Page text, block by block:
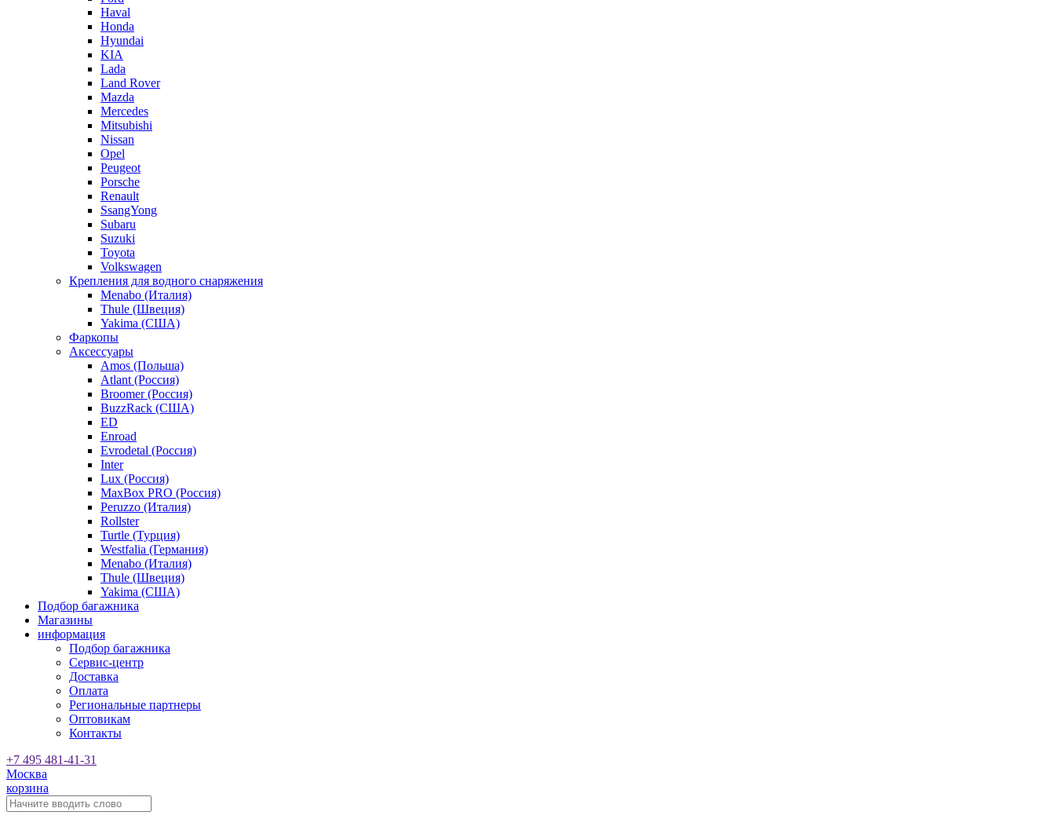
Haval
Honda
Hyundai
KIA
Lada
Land Rover
Mazda
Mercedes
Mitsubishi
Nissan
Opel
Peugeot
Porsche
Renault
SsangYong
Subaru
Suzuki
Toyota
Volkswagen
Крепления для водного снаряжения
Menabo (Италия)
Thule (Швеция)
Yakima (США)
Фаркопы
Аксессуары
Amos (Польша)
Atlant (Россия)
Broomer (Россия)
BuzzRack (США)
ED
Enroad
Evrodetal (Россия)
Inter
Lux (Россия)
MaxBox PRO (Россия)
Peruzzo (Италия)
Rollster
Turtle (Турция)
Westfalia (Германия)
Menabo (Италия)
Thule (Швеция)
Yakima (США)
Подбор багажника
Магазины
информация
Подбор багажника
Сервис-центр
Доставка
Оплата
Региональные партнеры
Оптовикам
Контакты
+7 495 481-41-31
Москва
корзина